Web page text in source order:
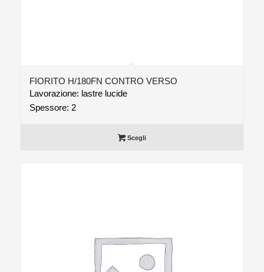
FIORITO H/180FN CONTRO VERSO
Lavorazione: lastre lucide
Spessore: 2
Scegli